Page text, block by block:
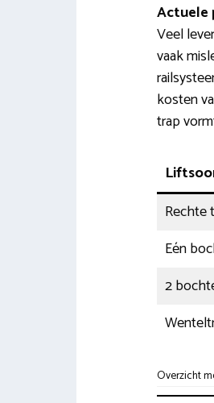
Actuele
Veel
vaak
kosten
trap
Rechte
Eén
2
Overzicht